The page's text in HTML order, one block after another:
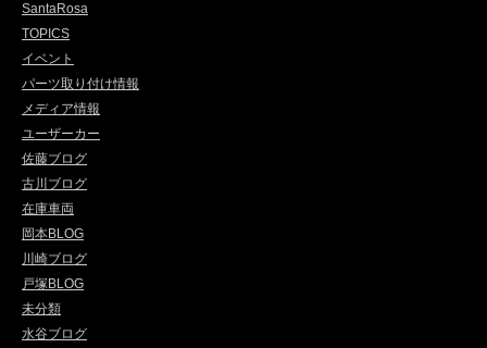
SantaRosa
TOPICS
イベント
パーツ取り付け情報
メディア情報
ユーザーカー
佐藤ブログ
古川ブログ
在庫車両
岡本BLOG
川崎ブログ
戸塚BLOG
未分類
水谷ブログ